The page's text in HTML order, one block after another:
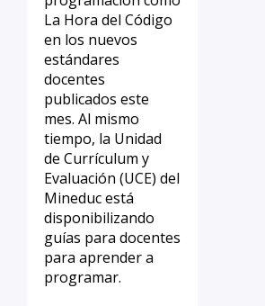
La Hora del Código
en los nuevos
estándares
docentes
publicados este
mes. Al mismo
tiempo, la Unidad
de Currículum y
Evaluación (UCE) del
Mineduc está
disponibilizando
guías para docentes
para aprender a
programar.